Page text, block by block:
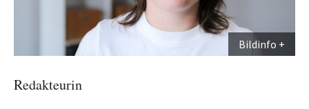
Bildinfo
Redakteurin